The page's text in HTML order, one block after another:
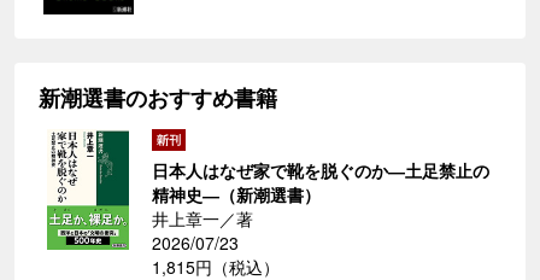
新潮選書のおすすめ書籍
日本人はなぜ家で靴を脱ぐのか―土足禁止の
精神史―（新潮選書）
井上章一／著
2026/07/23
1,815円（税込）